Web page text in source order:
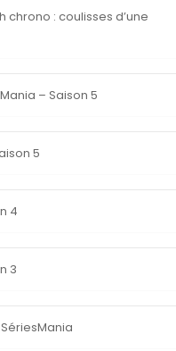
chrono : coulisses d’une
– Saison 5
5
4
3